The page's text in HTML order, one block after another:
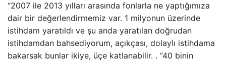
“2007 ile 2013 yılları arasında fonlarla ne yaptığımıza
dair bir değerlendirmemiz var. 1 milyonun üzerinde
istihdam yaratıldı ve şu anda yaratılan doğrudan
istihdamdan bahsediyorum, açıkçası, dolaylı istihdama
bakarsak bunlar ikiye, üçe katlanabilir. . “40 binin